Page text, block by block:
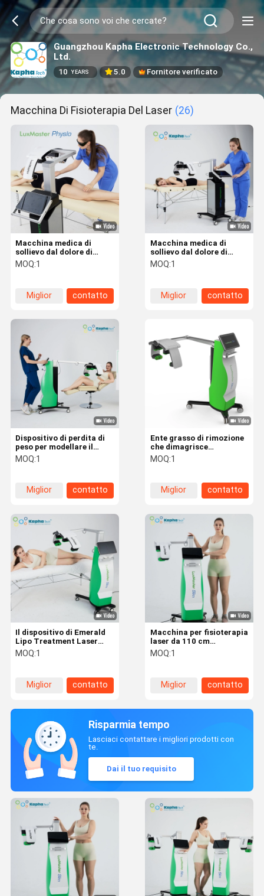
Guangzhou Kapha Electronic Technology Co.,
Ltd.
10 YEARS 5.0 Fornitore verificato
Macchina Di Fisioterapia Del Laser (26)
Macchina medica di
sollievo dal dolore di
vetro 3 freddi di terapia
laser del dispositivo di
MOQ:1
Miglior
contatto
Macchina medica di
sollievo dal dolore di
vetro 3 freddi di terapia
laser del dispositivo di
MOQ:1
Miglior
contatto
Dispositivo di perdita di
peso per modellare il
corpo della macchina
dimagrante laser verde
MOQ:1
Miglior
contatto
Ente grasso di rimozione
che dimagrisce
dispositivo Emerald Laser
Green Light 532nm non
MOQ:1
Miglior
contatto
Il dispositivo di Emerald
Lipo Treatment Laser
Therapy per il grasso
dell'addome delle coscie
MOQ:1
Miglior
contatto
Macchina per fisioterapia
laser da 110 cm
Macchina per ridurre il
grasso del laser verde
MOQ:1
Miglior
contatto
Risparmia tempo
Lasciaci contattare i migliori prodotti con
te.
Dai il tuo requisito